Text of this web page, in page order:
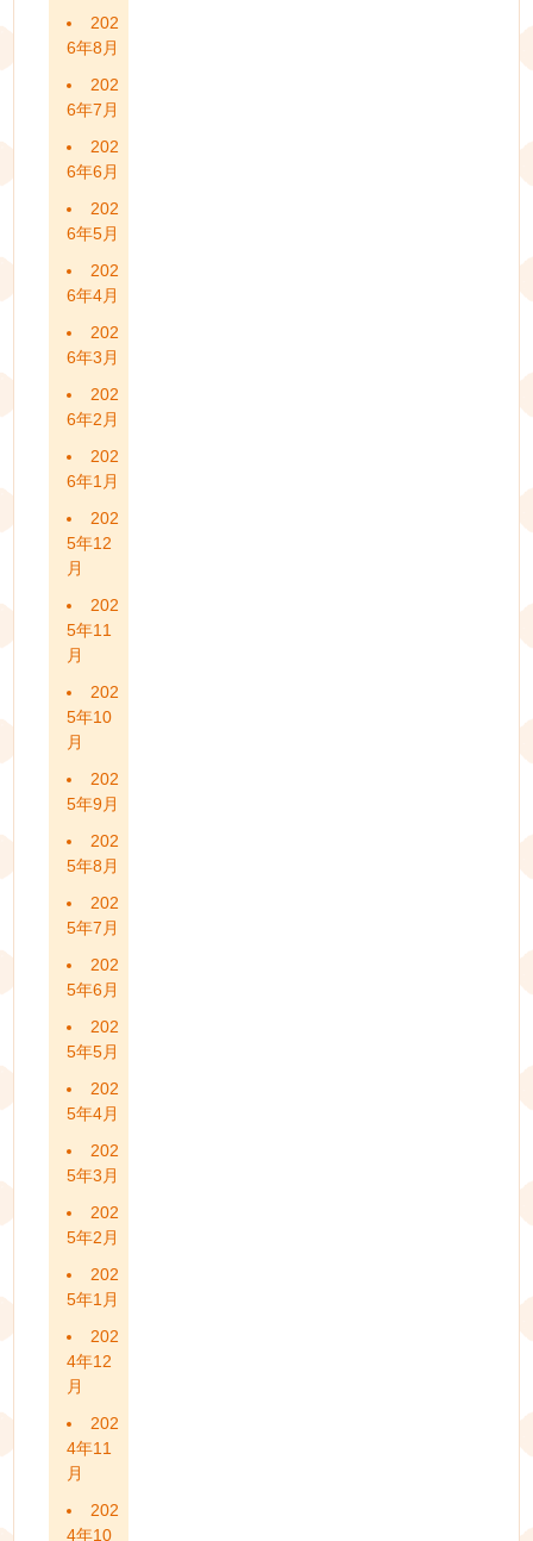
202
6年8月
202
6年7月
202
6年6月
202
6年5月
202
6年4月
202
6年3月
202
6年2月
202
6年1月
202
5年12
月
202
5年11
月
202
5年10
月
202
5年9月
202
5年8月
202
5年7月
202
5年6月
202
5年5月
202
5年4月
202
5年3月
202
5年2月
202
5年1月
202
4年12
月
202
4年11
月
202
4年10